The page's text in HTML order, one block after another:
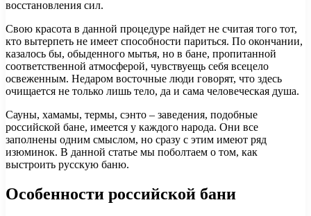
восстановления сил.
Свою красота в данной процедуре найдет не считая того тот,
кто вытерпеть не имеет способности париться. По окончании,
казалось бы, обыденного мытья, но в бане, пропитанной
соответственной атмосферой, чувствуещь себя всецело
освеженным. Недаром восточные люди говорят, что здесь
очищается не только лишь тело, да и сама человеческая душа.
Сауны, хамамы, термы, сэнто – заведения, подобные
российской бане, имеется у каждого народа. Они все
заполнены одним смыслом, но сразу с этим имеют ряд
изюминок. В данной статье мы поболтаем о том, как
выстроить русскую баню.
Особенности российской бани